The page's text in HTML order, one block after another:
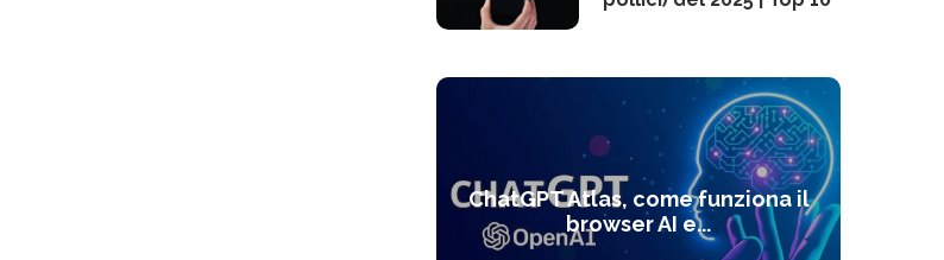
ChatGPT Atlas, come funziona il
browser AI e...